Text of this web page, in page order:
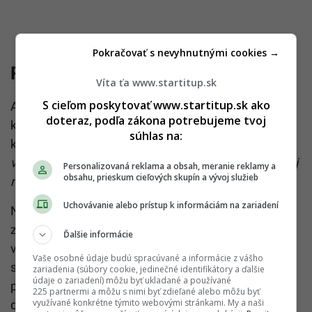
Ranné návyky pre zdravie srdca
Ako by teda mala vyzerať ranná rutina podľa
kardiológa? Dr. Bhojraj uvádza, že dôležitá je najmä
konzistentnosť.
„Snažím sa sústrediť na niekoľko
vecí: bielkoviny, vlákninu, hydratáciu a na to, aby môj
nervový systém nezačal deň šprintom,“uvádza.
Na raňajky najradšej volí jedlá, ktoré telo skutočne
zasýtia: vajcia, tvaroh s bobuľovým ovocím a
vlašskými orechmi, grécky jogurt alebo ovsenú kašu
s chia semienkami. Pred kávou si dá zvyčajne vodu,
pretože nechce, aby kofeín predstavoval prvý signál
dňa.
Víta ťa www.startitup.sk
S cieľom poskytovať www.startitup.sk ako
doteraz, podľa zákona potrebujeme tvoj
súhlas na:
Personalizovaná reklama a obsah, meranie reklamy a
obsahu, prieskum cieľových skupín a vývoj služieb
Uchovávanie alebo prístup k informáciám na zariadení
Ďalšie informácie
Vaše osobné údaje budú spracúvané a informácie z vášho
zariadenia (súbory cookie, jedinečné identifikátory a ďalšie
údaje o zariadení) môžu byť ukladané a používané
225 partnermi a môžu s nimi byť zdieľané alebo môžu byť
využívané konkrétne týmito webovými stránkami. My a naši
Pokračovať s nevyhnutnými cookies →